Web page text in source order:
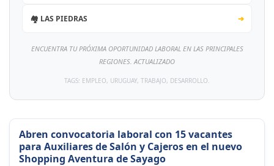
🏘️ LAS PIEDRAS ➔
ENCUENTRA TU PRÓXIMA OPORTUNIDAD LABORAL EN LAS PRINCIPALES
REGIONES. ACTUALIZADO
TAGS: EMPLEO, URUGUAY, TRABAJO, DESARROLLO.
Abren convocatoria laboral con 15 vacantes
para Auxiliares de Salón y Cajeros en el nuevo
Shopping Aventura de Sayago